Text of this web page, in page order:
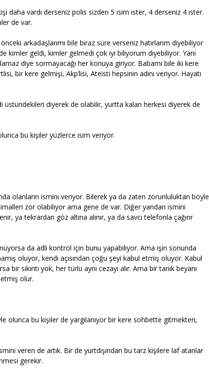
daha vardı derseniz polis sizden 5 isim ister, 4 derseniz 4 ister.
de var.
arkadaşlarımı bile biraz süre verseniz hatırlarım diyebiliyor
kimler geldi, kimler gelmedi çok iyi biliyorum diyebiliyor. Yani
diye sormayacağı her konuya giriyor. Babamı bile iki kere
bir kere gelmişi, Akp’lisi, Ateisti hepsinin adını veriyor. Hayatı
diyerek de olabilir, yurtta kalan herkesi diyerek de
bu kişiler yüzlerce isim veriyor.
olanların ismini veriyor. Bilerek ya da zaten zorunluluktan böyle
zor olabiliyor ama gene de var. Diğer yandan ismini
ya tekrardan göz altına alınır, ya da savcı telefonla çağırır
da adli kontrol için bunu yapabiliyor. Ama işin sonunda
oluyor, kendi açısından çoğu şeyi kabul etmiş oluyor. Kabul
bir sıkıntı yok, her türlü aynı cezayı alır. Ama bir tanık beyanı
olur.
olunca bu kişiler de yargılanıyor bir kere sohbette gitmekten,
veren de artık. Bir de yurtdışından bu tarz kişilere laf atanlar
gerekir.